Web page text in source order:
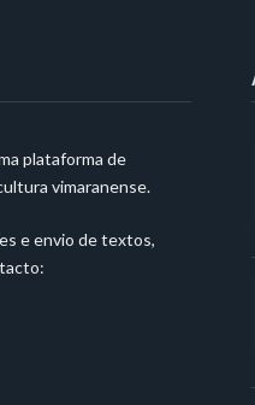
plataforma de
vimaranense.
e envio de textos,